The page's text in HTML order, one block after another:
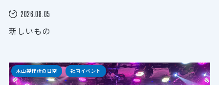
2026.08.05
新しいもの
木山製作所の日常 社内イベント